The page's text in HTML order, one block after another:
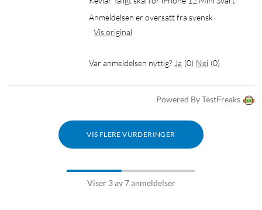
Anmeldelsen er oversatt fra svensk
Vis original
Var anmeldelsen nyttig? Ja (0) Nei (0)
Powered By TestFreaks
VIS FLERE VURDERINGER
Viser 3 av 7 anmeldelser